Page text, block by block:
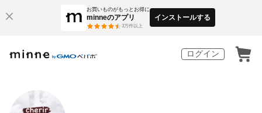
お買いものがもっとお得に
minneのアプリ
3万件以上
インストールする
ログイン